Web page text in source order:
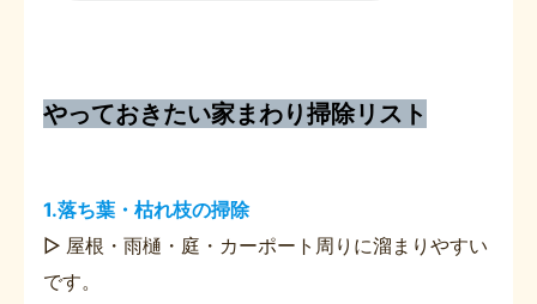
やっておきたい家まわり掃除リスト
1.落ち葉・枯れ枝の掃除
▷ 屋根・雨樋・庭・カーポート周りに溜まりやすい
です。